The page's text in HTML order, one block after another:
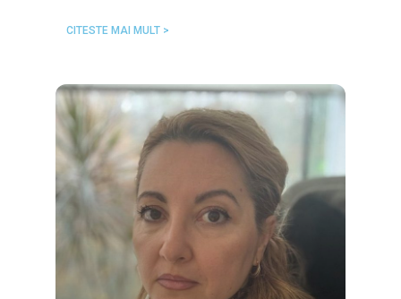
CITESTE MAI MULT >